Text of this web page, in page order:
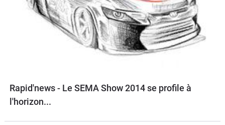
Rapid'news - Le SEMA Show 2014 se profile à
l'horizon...